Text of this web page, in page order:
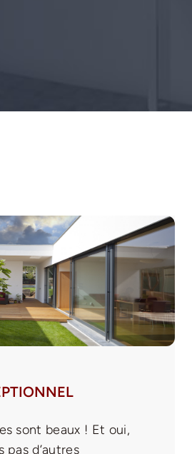
sont beaux ! Et oui,
pas d’autres